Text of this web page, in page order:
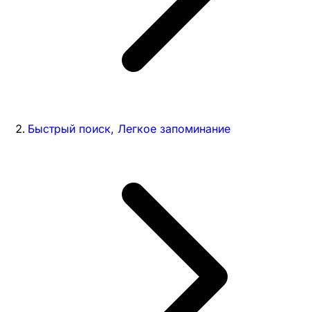
Быстрый поиск, Легкое запоминание